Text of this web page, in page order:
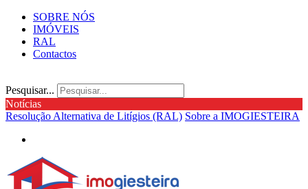
SOBRE NÓS
IMÓVEIS
RAL
Contactos
Pesquisar...
Notícias
Resolução Alternativa de Litígios (RAL) Sobre a IMOGIESTEIRA